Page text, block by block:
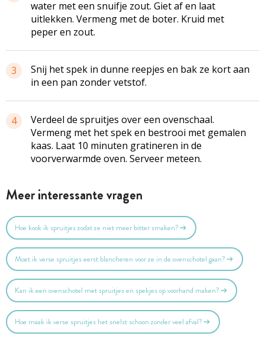
water met een snuifje zout. Giet af en laat
uitlekken. Vermeng met de boter. Kruid met
peper en zout.
3
Snij het spek in dunne reepjes en bak ze kort aan
in een pan zonder vetstof.
4
Verdeel de spruitjes over een ovenschaal.
Vermeng met het spek en bestrooi met gemalen
kaas. Laat 10 minuten gratineren in de
voorverwarmde oven. Serveer meteen.
Meer interessante vragen
Hoe kook ik spruitjes zodat ze niet meer bitter smaken?
Moet ik verse spruitjes eerst blancheren voor ze in de ovenschotel gaan?
Kan ik een ovenschotel met spruitjes en spekjes op voorhand maken?
Hoe maak ik verse spruitjes het snelst schoon zonder veel afval?